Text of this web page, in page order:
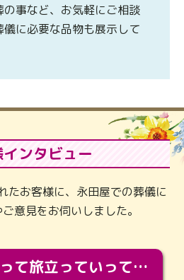
事など、お気軽にご相談
に必要な品物も展示して
ンタビュー
たお客様に、永田屋での葬儀に
意見をお伺いしました。
「カッコよくなって旅立っていってくれました（笑）もっとカッコいいって言ってあげればよかったな」